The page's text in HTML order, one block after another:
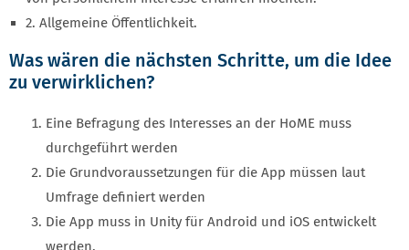
2. Allgemeine Öffentlichkeit.
Was wären die nächsten Schritte, um die Idee
zu verwirklichen?
Eine Befragung des Interesses an der HoME muss
durchgeführt werden
Die Grundvoraussetzungen für die App müssen laut
Umfrage definiert werden
Die App muss in Unity für Android und iOS entwickelt
werden.